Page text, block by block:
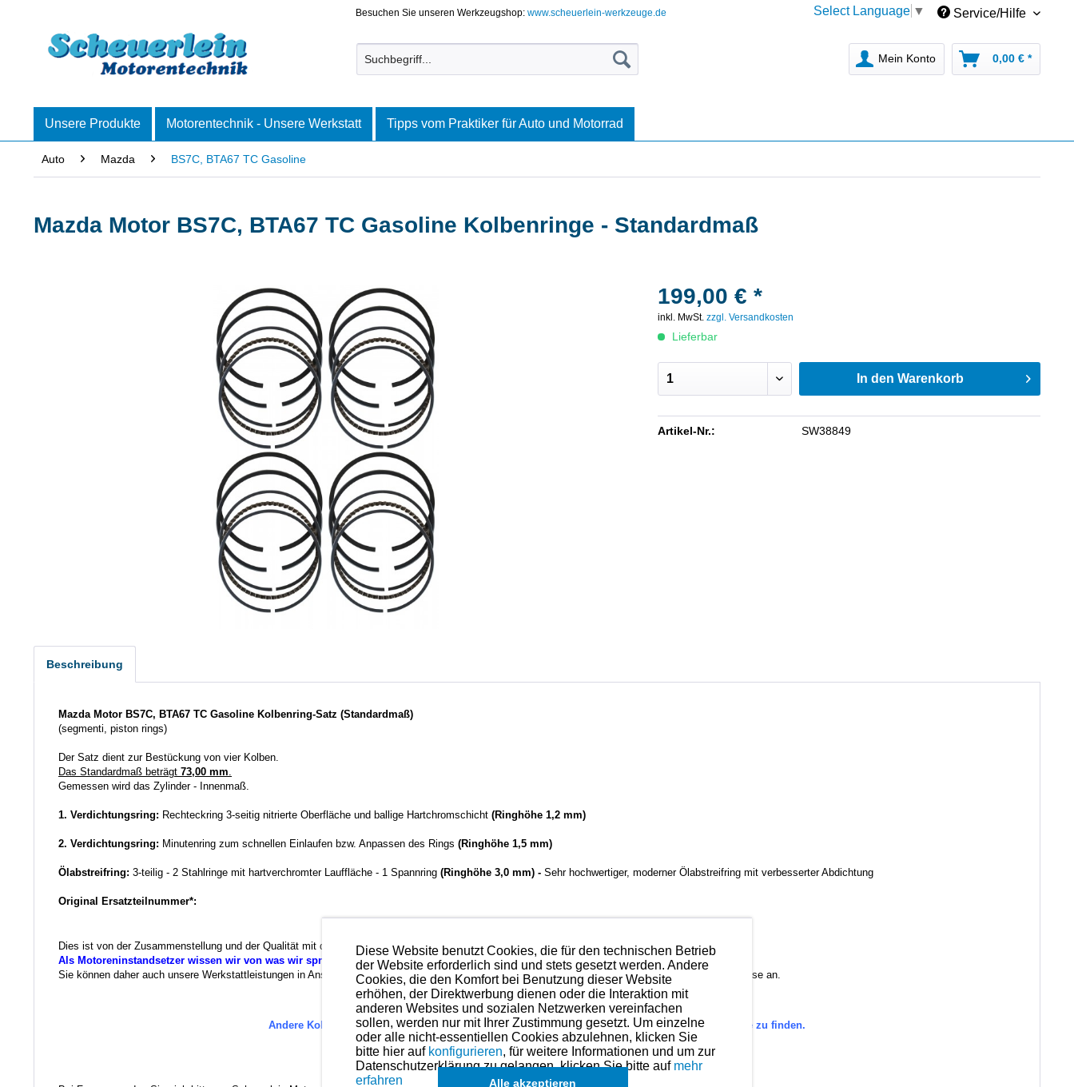
Besuchen Sie unseren Werkzeugshop:www.scheuerlein-werkzeuge.de Select Language ▼ Service/Hilfe
Mein Konto 0,00 € *
Unsere Produkte Motorentechnik - Unsere Werkstatt Tipps vom Praktiker für Auto und Motorrad
Auto Mazda BS7C, BTA67 TC Gasoline
Mazda Motor BS7C, BTA67 TC Gasoline Kolbenringe - Standardmaß
199,00 € *
inkl. MwSt.zzgl. Versandkosten
Lieferbar
In den Warenkorb
Artikel-Nr.: SW38849
Beschreibung
Mazda Motor BS7C, BTA67 TC Gasoline Kolbenring-Satz (Standardmaß)
(segmenti, piston rings)
Der Satz dient zur Bestückung von vier Kolben.
Das Standardmaß beträgt 73,00 mm.
Gemessen wird das Zylinder - Innenmaß.
1. Verdichtungsring: Rechteckring 3-seitig nitrierte Oberfläche und ballige Hartchromschicht (Ringhöhe 1,2 mm)
2. Verdichtungsring: Minutenring zum schnellen Einlaufen bzw. Anpassen des Rings (Ringhöhe 1,5 mm)
Ölabstreifring: 3-teilig - 2 Stahlringe mit hartverchromter Lauffläche - 1 Spannring (Ringhöhe 3,0 mm) - Sehr hochwertiger, moderner Ölabstreifring mit verbesserter Abdichtung
Original Ersatzteilnummer*:
Dies ist von der Zusammenstellung und der Qualität mit das Beste was es im Bereich der Kolbenringe gibt.
Als Motoreninstandsetzer wissen wir von was wir sprechen.
Sie können daher auch unsere Werkstattleistungen in Anspruch nehmen. Preise hierzu finden Sie in der Kategorien-Übersicht links oder fragen Sie diese an.
Andere Kolbenringmaße für dieses Modell sind (falls vorhanden) in der übergeordneten Kategorie zu finden.
Es können in Ausnahmefällen aucheinzelne Ringeangefragt werden.
Diese Website benutzt Cookies, die für den technischen Betrieb
der Website erforderlich sind und stets gesetzt werden. Andere
Cookies, die den Komfort bei Benutzung dieser Website
erhöhen, der Direktwerbung dienen oder die Interaktion mit
anderen Websites und sozialen Netzwerken vereinfachen
sollen, werden nur mit Ihrer Zustimmung gesetzt. Um einzelne
oder alle nicht-essentiellen Cookies abzulehnen, klicken Sie
bitte hier auf konfigurieren, für weitere Informationen und um zur
Datenschutzerklärung zu gelangen, klicken Sie bitte auf mehr
erfahren
Alle akzeptieren